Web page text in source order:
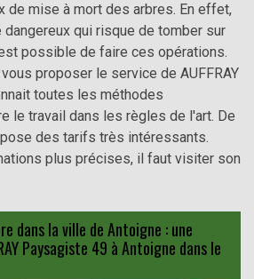
de mise à mort des arbres. En effet,
dangereux qui risque de tomber sur
possible de faire ces opérations.
proposer le service de AUFFRAY
toutes les méthodes
le travail dans les règles de l'art. De
des tarifs très intéressants.
plus précises, il faut visiter son
dans la ville de Antoigne : une
Paysagiste 49 à Antoigne dans le